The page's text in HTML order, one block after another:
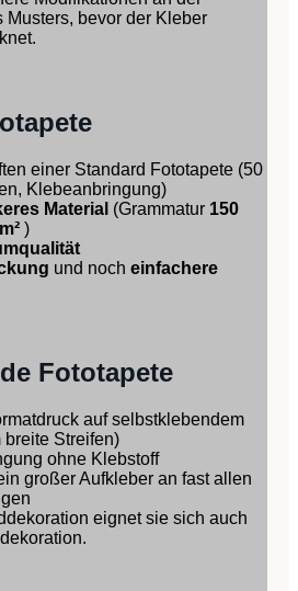
Musters, bevor der Kleber
einer Standard Fototapete (50
Klebeanbringung)
Material (Grammatur 150
)
und noch einfachere
Fototapete
auf selbstklebendem
breite Streifen)
ohne Klebstoff
großer Aufkleber an fast allen
eignet sie sich auch